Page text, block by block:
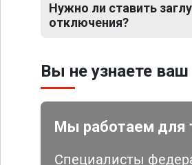
Нужно ли ставить
отключения?
Вы не узнаете
Мы работаем для
Специалисты